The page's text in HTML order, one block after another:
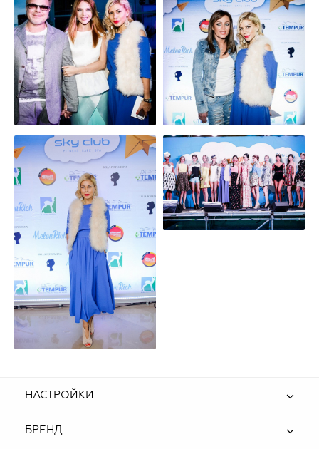
НАСТРОЙКИ
БРЕНД